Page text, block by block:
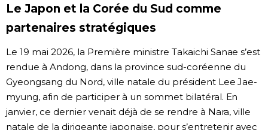
Le Japon et la Corée du Sud comme
partenaires stratégiques
Le 19 mai 2026, la Première ministre Takaichi Sanae s’est
rendue à Andong, dans la province sud-coréenne du
Gyeongsang du Nord, ville natale du président Lee Jae-
myung, afin de participer à un sommet bilatéral. En
janvier, ce dernier venait déjà de se rendre à Nara, ville
natale de la dirigeante japonaise, pour s’entretenir avec